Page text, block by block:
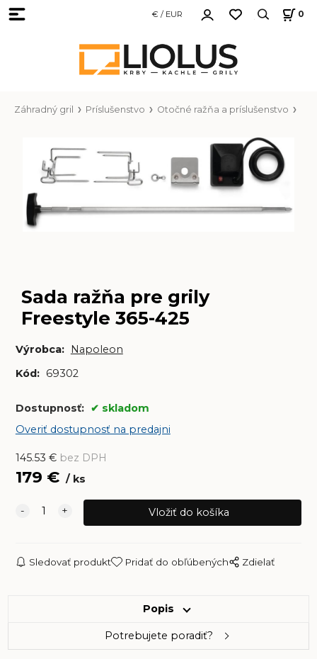
€ / EUR 0
Záhradný gril Príslušenstvo Otočné ražňa a príslušenstvo
Sada ražňa pre grily
Freestyle 365-425
Výrobca:
Napoleon
Kód: 69302
Dostupnosť:
skladom
Overiť dostupnosť na predajni
145.53 € bez DPH
179 € ks
Sledovať produkt Pridať do obľúbených Zdielať
Popis
Potrebujete poradiť?